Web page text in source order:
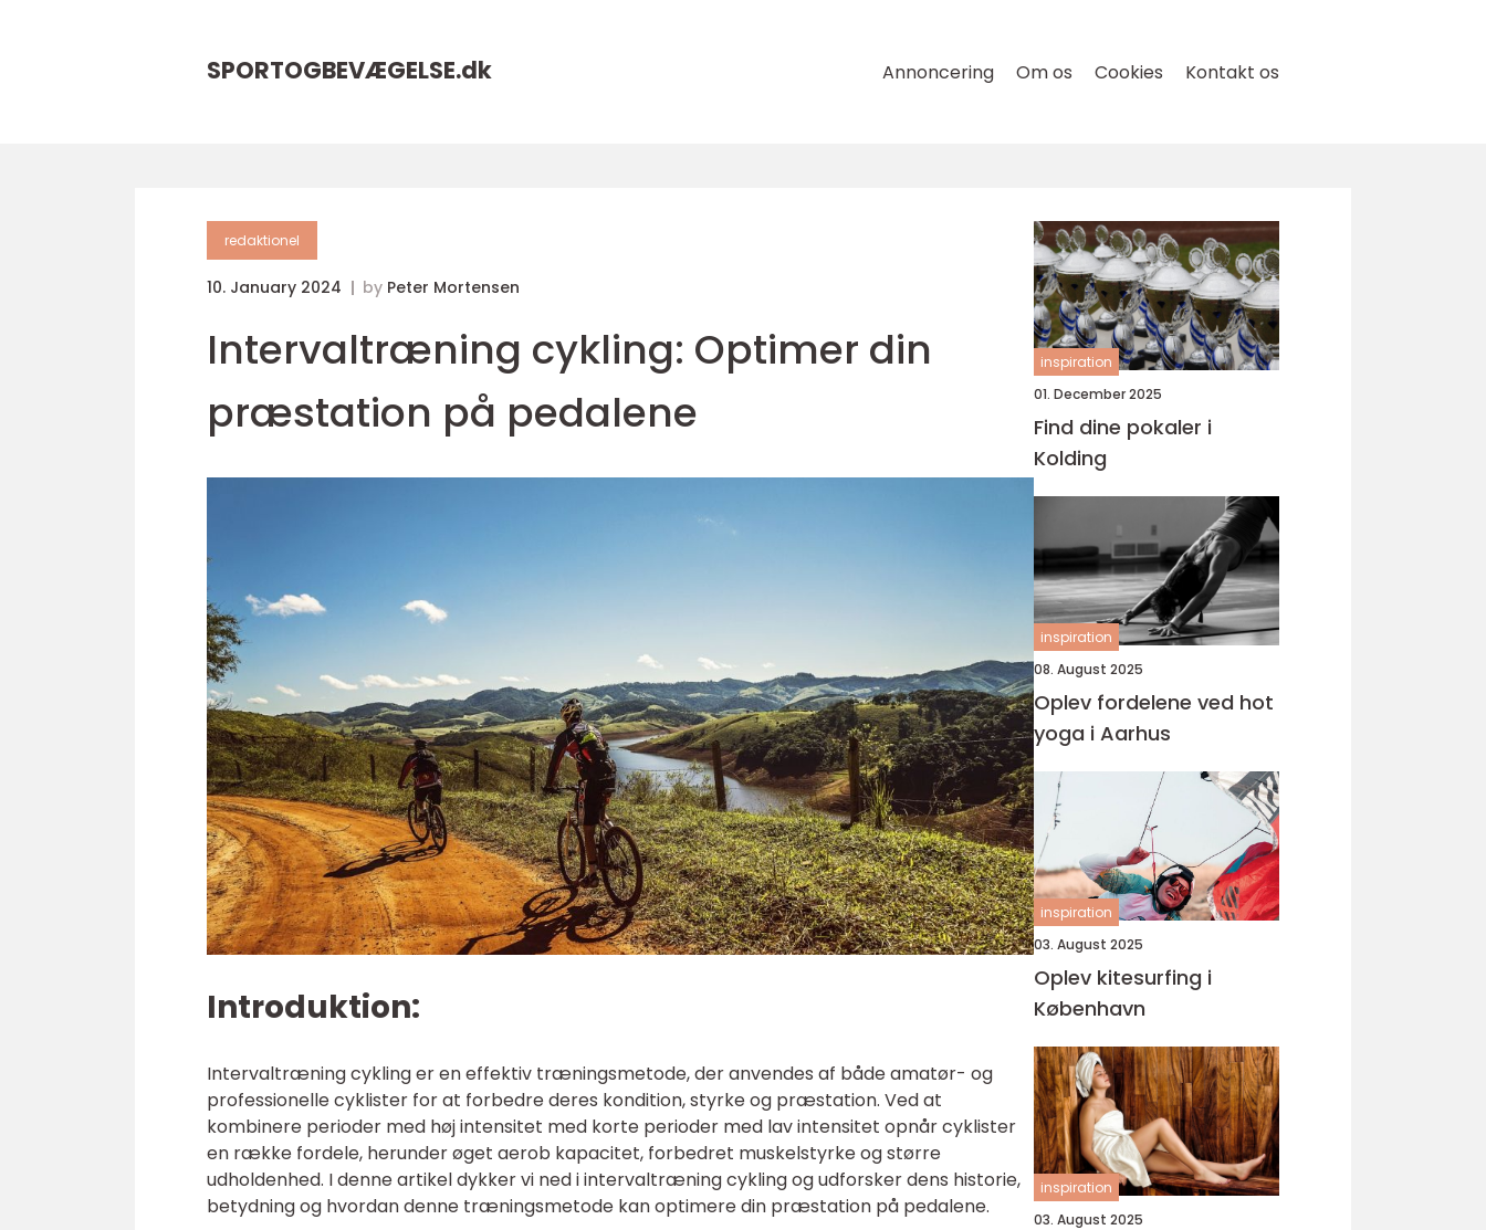
SPORTOGBEVÆGELSE.dk Annoncering Om os Cookies Kontakt os
redaktionel
10. January 2024 by Peter Mortensen
Intervaltræning cykling: Optimer din
præstation på pedalene
Introduktion:
Intervaltræning cykling er en effektiv træningsmetode, der anvendes af både amatør- og
professionelle cyklister for at forbedre deres kondition, styrke og præstation. Ved at
kombinere perioder med høj intensitet med korte perioder med lav intensitet opnår cyklister
en række fordele, herunder øget aerob kapacitet, forbedret muskelstyrke og større
udholdenhed. I denne artikel dykker vi ned i intervaltræning cykling og udforsker dens historie,
betydning og hvordan denne træningsmetode kan optimere din præstation på pedalene.
inspiration
01. December 2025
Find dine pokaler i
Kolding
inspiration
08. August 2025
Oplev fordelene ved hot
yoga i Aarhus
inspiration
03. August 2025
Oplev kitesurfing i
København
inspiration
03. August 2025